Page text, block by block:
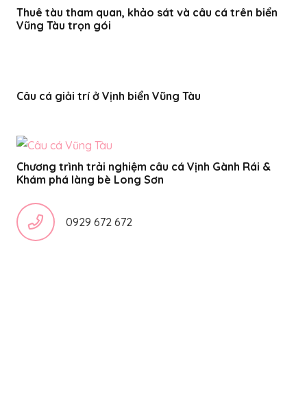
Thuê tàu tham quan, khảo sát và câu cá trên biển
Vũng Tàu trọn gói
Câu cá giải trí ở Vịnh biển Vũng Tàu
Chương trình trải nghiệm câu cá Vịnh Gành Rái &
Khám phá làng bè Long Sơn
0929 672 672